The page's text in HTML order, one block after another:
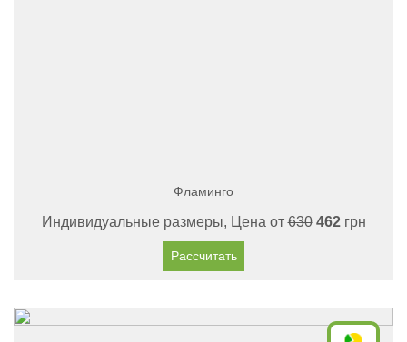
Фламинго
Индивидуальные размеры, Цена от630 462грн
Рассчитать